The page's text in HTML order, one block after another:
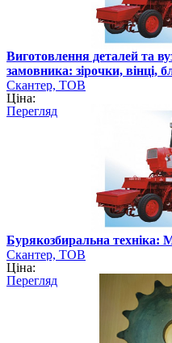
Виготовлення деталей та
замовника: зірочки, вінці,
Скантер, ТОВ
Ціна:
Перегляд
Бурякозбиральна
Скантер, ТОВ
Ціна:
Перегляд